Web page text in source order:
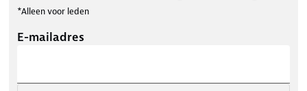
*Alleen voor leden
E-mailadres